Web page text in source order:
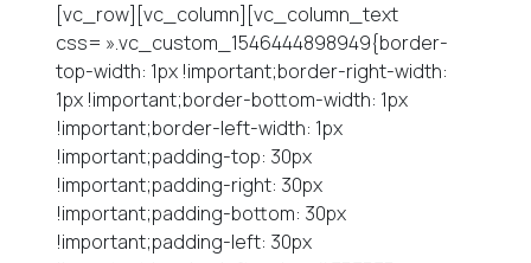
[vc_row][vc_column][vc_column_text
css= ».vc_custom_1546444898949{border-
top-width: 1px !important;border-right-width:
1px !important;border-bottom-width: 1px
!important;border-left-width: 1px
!important;padding-top: 30px
!important;padding-right: 30px
!important;padding-bottom: 30px
!important;padding-left: 30px